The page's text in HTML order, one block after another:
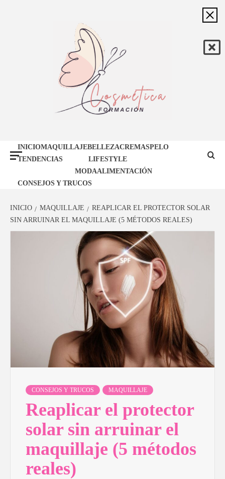
COSMÉTICA
INICIOMAQUILLAJEBELLEZACREMASPELO
TENDENCIAS
LIFESTYLE
MODAALIMENTACIÓN
CONSEJOS Y TRUCOS
INICIO MAQUILLAJE
REAPLICAR EL PROTECTOR SOLAR
SIN ARRUINAR EL MAQUILLAJE (5 MÉTODOS REALES)
CONSEJOS Y TRUCOS MAQUILLAJE
Reaplicar el protector
solar sin arruinar el
maquillaje (5 métodos
reales)